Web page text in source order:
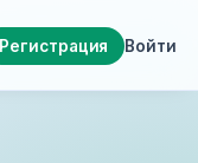
Регистрация Войти